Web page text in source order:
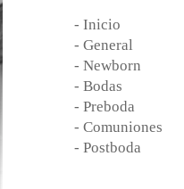
- Inicio
- General
- Newborn
- Bodas
- Preboda
- Comuniones
- Postboda